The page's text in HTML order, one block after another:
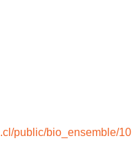
public/bio_ensemble/10